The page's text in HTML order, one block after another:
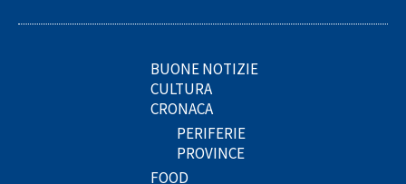
BUONE NOTIZIE
CULTURA
CRONACA
PERIFERIE
PROVINCE
FOOD